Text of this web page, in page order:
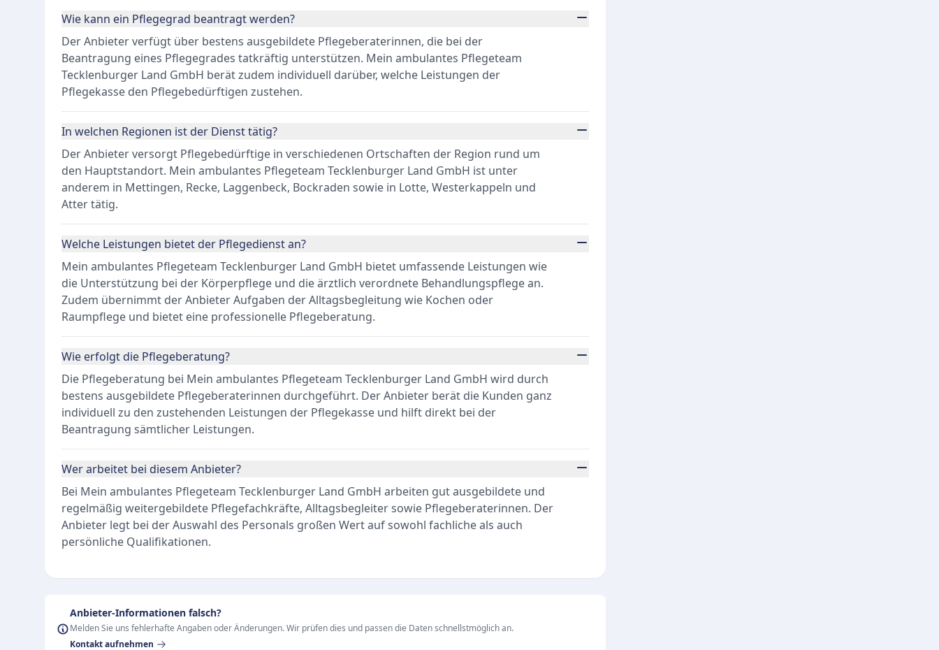
Wie kann ein Pflegegrad beantragt werden?
Der Anbieter verfügt über bestens ausgebildete Pflegeberaterinnen, die bei der
Beantragung eines Pflegegrades tatkräftig unterstützen. Mein ambulantes Pflegeteam
Tecklenburger Land GmbH berät zudem individuell darüber, welche Leistungen der
Pflegekasse den Pflegebedürftigen zustehen.
In welchen Regionen ist der Dienst tätig?
Der Anbieter versorgt Pflegebedürftige in verschiedenen Ortschaften der Region rund um
den Hauptstandort. Mein ambulantes Pflegeteam Tecklenburger Land GmbH ist unter
anderem in Mettingen, Recke, Laggenbeck, Bockraden sowie in Lotte, Westerkappeln und
Atter tätig.
Welche Leistungen bietet der Pflegedienst an?
Mein ambulantes Pflegeteam Tecklenburger Land GmbH bietet umfassende Leistungen wie
die Unterstützung bei der Körperpflege und die ärztlich verordnete Behandlungspflege an.
Zudem übernimmt der Anbieter Aufgaben der Alltagsbegleitung wie Kochen oder
Raumpflege und bietet eine professionelle Pflegeberatung.
Wie erfolgt die Pflegeberatung?
Die Pflegeberatung bei Mein ambulantes Pflegeteam Tecklenburger Land GmbH wird durch
bestens ausgebildete Pflegeberaterinnen durchgeführt. Der Anbieter berät die Kunden ganz
individuell zu den zustehenden Leistungen der Pflegekasse und hilft direkt bei der
Beantragung sämtlicher Leistungen.
Wer arbeitet bei diesem Anbieter?
Bei Mein ambulantes Pflegeteam Tecklenburger Land GmbH arbeiten gut ausgebildete und
regelmäßig weitergebildete Pflegefachkräfte, Alltagsbegleiter sowie Pflegeberaterinnen. Der
Anbieter legt bei der Auswahl des Personals großen Wert auf sowohl fachliche als auch
persönliche Qualifikationen.
Anbieter-Informationen falsch?
Melden Sie uns fehlerhafte Angaben oder Änderungen. Wir prüfen dies und passen die Daten schnellstmöglich an.
Kontakt aufnehmen